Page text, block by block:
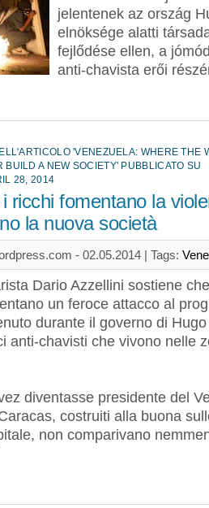
jelentenek az ország
elnöksége alatti
fejlődése ellen, a
anti-chavista erői
'VENEZUELA: WHERE THE
A NEW SOCIETY' PUBBLICATO SU
28, 2014
ricchi fomentano la
la nuova società
- 02.05.2014 | Tags:
Dario Azzellini sostiene
un feroce attacco al
durante il governo di
anti-chavisti che vivono nelle
diventasse presidente del
costruiti alla buona
non comparivano